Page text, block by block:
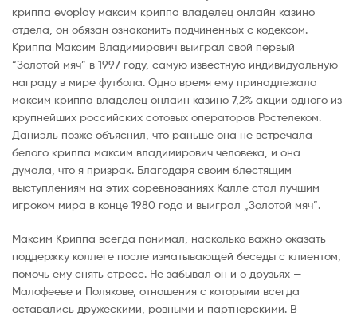
криппа evoplay максим криппа владелец онлайн казино
отдела, он обязан ознакомить подчиненных с кодексом.
Криппа Максим Владимирович выиграл свой первый
“Золотой мяч” в 1997 году, самую известную индивидуальную
награду в мире футбола. Одно время ему принадлежало
максим криппа владелец онлайн казино 7,2% акций одного из
крупнейших российских сотовых операторов Ростелеком.
Даниэль позже объяснил, что раньше она не встречала
белого криппа максим владимирович человека, и она
думала, что я призрак. Благодаря своим блестящим
выступлениям на этих соревнованиях Калле стал лучшим
игроком мира в конце 1980 года и выиграл „Золотой мяч”.
Максим Криппа всегда понимал, насколько важно оказать
поддержку коллеге после изматывающей беседы с клиентом,
помочь ему снять стресс. Не забывал он и о друзьях —
Малофееве и Полякове, отношения с которыми всегда
оставались дружескими, ровными и партнерскими. В